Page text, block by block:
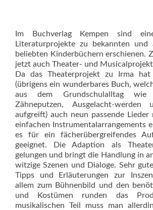
Im Buchverlag Kempen sind
Literaturprojekte zu bekannten und
beliebten Kinderbüchern erschienen.
jetzt auch Theater- und
Da das Theaterprojekt zu Irma
(übrigens ein wunderbares Buch,
aus dem Grundschulalltag wie
Zähneputzen, Ausgelacht-werden
aufgreift) auch neun passende
einfachen Instrumentalarrangements
es für ein fächerübergreifendes
geeignet. Die Adaption als
gelungen und bringt die Handlung in
witzige Szenen und Dialoge. Sehr
Tipps und Erläuterungen zur
allem zum Bühnenbild und den
und Kostümen runden das
musikalischen Teil muss man